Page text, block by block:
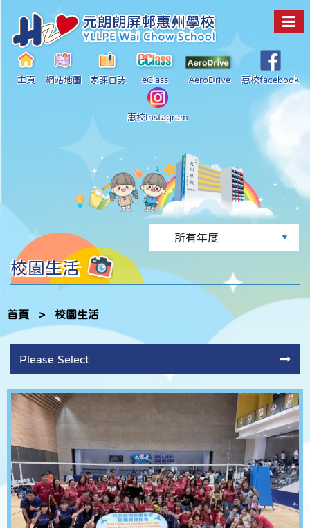
主頁 網站地圖 家課日誌 eClass AeroDrive 惠校facebook
惠校Instagram
校園生活
首頁 > 校園生活
Please Select